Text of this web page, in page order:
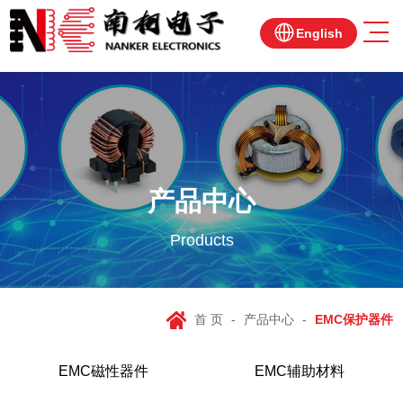
English
产品中心
Products
首 页 - 产品中心 - EMC保护器件
EMC磁性器件 EMC辅助材料